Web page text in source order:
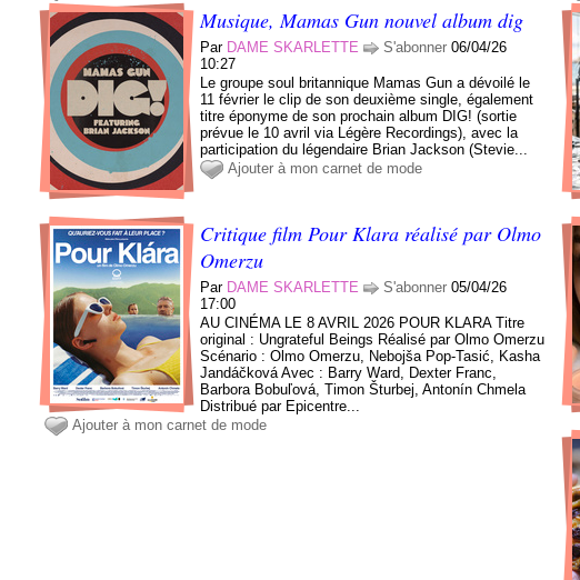
Musique, Mamas Gun nouvel album dig
Par DAME SKARLETTE S'abonner 06/04/26
10:27
Le groupe soul britannique Mamas Gun a dévoilé le
11 février le clip de son deuxième single, également
titre éponyme de son prochain album DIG! (sortie
prévue le 10 avril via Légère Recordings), avec la
participation du légendaire Brian Jackson (Stevie...
Ajouter à mon carnet de mode
Critique film Pour Klara réalisé par Olmo
Omerzu
Par DAME SKARLETTE S'abonner 05/04/26
17:00
AU CINÉMA LE 8 AVRIL 2026 POUR KLARA Titre
original : Ungrateful Beings Réalisé par Olmo Omerzu
Scénario : Olmo Omerzu, Nebojša Pop-Tasić, Kasha
Jandáčková Avec : Barry Ward, Dexter Franc,
Barbora Bobuľová, Timon Šturbej, Antonín Chmela
Distribué par Epicentre...
Ajouter à mon carnet de mode